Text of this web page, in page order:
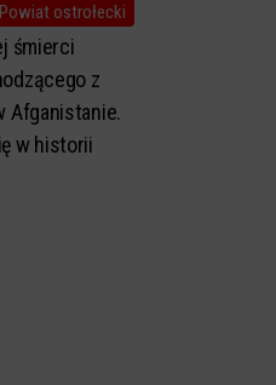
Powiat ostrołecki
śmierci
z
Afganistanie.
w historii